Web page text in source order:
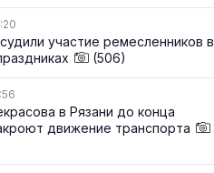
участие ремесленников в
(506)
в Рязани до конца
движение транспорта